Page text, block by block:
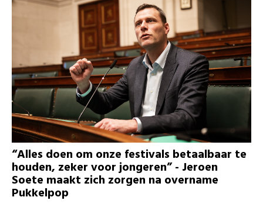
“Alles doen om onze festivals betaalbaar te
houden, zeker voor jongeren” - Jeroen
Soete maakt zich zorgen na overname
Pukkelpop